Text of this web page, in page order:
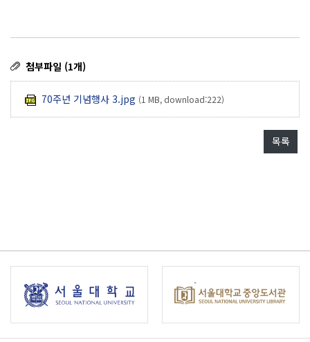
첨부파일 (1개)
70주년 기념행사 3.jpg (1 MB, download:222)
목록